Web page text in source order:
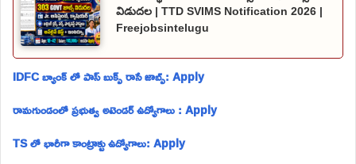
విడుదల | TTD SVIMS Notification 2026 |
Freejobsintelugu
IDFC బ్యాంక్ లో పాస్ బుక్స్ రాసే జాబ్స్: Apply
రామగుండంలో ప్రభుత్వ అటెండర్ ఉద్యోగాలు : Apply
TS లో భారీగా కాంట్రాక్టు ఉద్యోగాలు: Apply